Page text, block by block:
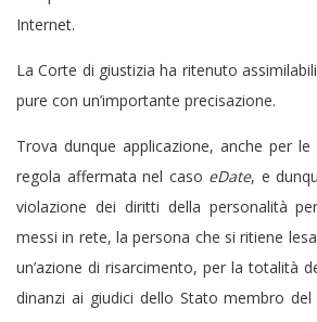
Internet.
La Corte di giustizia ha ritenuto
pure con un’importante precisazione.
Trova dunque applicazione, anche per
regola affermata nel caso eDate, e
violazione dei diritti della personalità
messi in rete, la persona che si ritiene
un’azione di risarcimento, per la totalità
dinanzi ai giudici dello Stato membro